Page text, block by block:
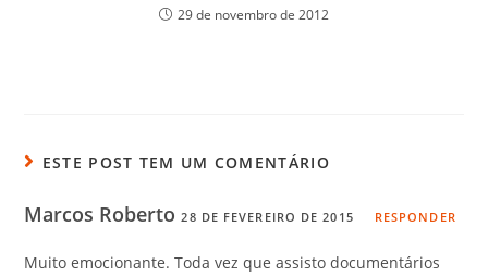
29 de novembro de 2012
ESTE POST TEM UM COMENTÁRIO
Marcos Roberto28 DE FEVEREIRO DE 2015 RESPONDER
Muito emocionante. Toda vez que assisto documentários